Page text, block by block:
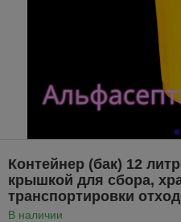
Контейнер (бак) 12
крышкой для сбора,
транспортировки
В наличии